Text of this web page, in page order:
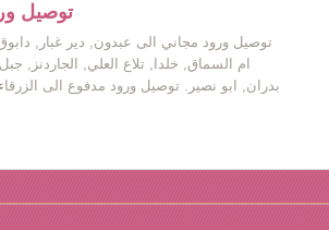
توصيل
توصيل ورود مجاني الى عبدون, دير غبار,
ام السماق, خلدا, تلاع العلي, الجاردنز,
بدران, ابو نصير. توصيل ورود مدفوع الى